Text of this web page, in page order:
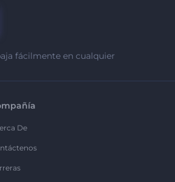
fácilmente en cualquier
De